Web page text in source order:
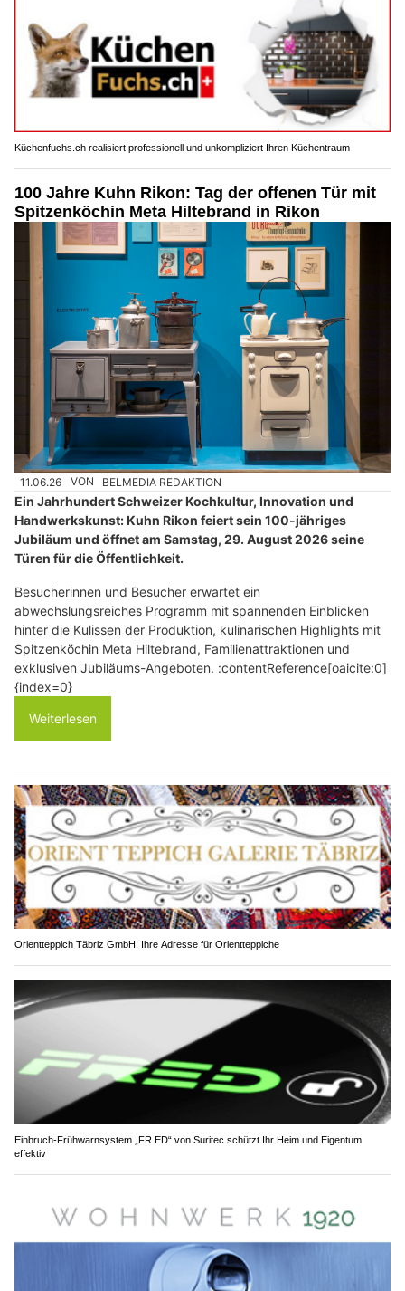
Küchenfuchs.ch realisiert professionell und unkompliziert Ihren Küchentraum
100 Jahre Kuhn Rikon: Tag der offenen Tür mit
Spitzenköchin Meta Hiltebrand in Rikon
11.06.26 VON BELMEDIA REDAKTION
Ein Jahrhundert Schweizer Kochkultur, Innovation und
Handwerkskunst: Kuhn Rikon feiert sein 100-jähriges
Jubiläum und öffnet am Samstag, 29. August 2026 seine
Türen für die Öffentlichkeit.
Besucherinnen und Besucher erwartet ein
abwechslungsreiches Programm mit spannenden Einblicken
hinter die Kulissen der Produktion, kulinarischen Highlights mit
Spitzenköchin Meta Hiltebrand, Familienattraktionen und
exklusiven Jubiläums-Angeboten. :contentReference[oaicite:0]
{index=0}
Weiterlesen
Orientteppich Täbriz GmbH: Ihre Adresse für Orientteppiche
Einbruch-Frühwarnsystem „FR.ED“ von Suritec schützt Ihr Heim und Eigentum
effektiv